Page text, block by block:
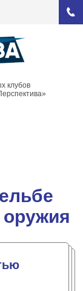
клубов
оружия